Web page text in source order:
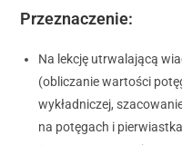
Przeznaczenie:
Na lekcję utrwalającą
(obliczanie wartości
wykładniczej,
na potęgach i